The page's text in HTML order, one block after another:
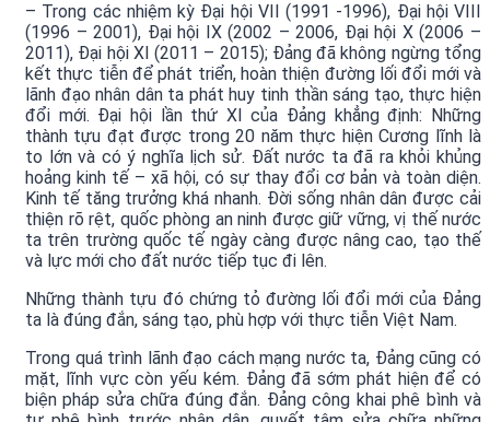
– Trong các nhiệm kỳ Đại hội VII (1991 -1996), Đại hội VIII
(1996 – 2001), Đại hội IX (2002 – 2006, Đại hội X (2006 –
2011), Đại hội XI (2011 – 2015); Đảng đã không ngừng tổng
kết thực tiễn để phát triển, hoàn thiện đường lối đổi mới và
lãnh đạo nhân dân ta phát huy tinh thần sáng tạo, thực hiện
đổi mới. Đại hội lần thứ XI của Đảng khẳng định: Những
thành tựu đạt được trong 20 năm thực hiện Cương lĩnh là
to lớn và có ý nghĩa lịch sử. Đất nước ta đã ra khỏi khủng
hoảng kinh tế – xã hội, có sự thay đổi cơ bản và toàn diện.
Kinh tế tăng trưởng khá nhanh. Đời sống nhân dân được cải
thiện rõ rệt, quốc phòng an ninh được giữ vững, vị thế nước
ta trên trường quốc tế ngày càng được nâng cao, tạo thế
và lực mới cho đất nước tiếp tục đi lên.
Những thành tựu đó chứng tỏ đường lối đổi mới của Đảng
ta là đúng đắn, sáng tạo, phù hợp với thực tiễn Việt Nam.
Trong quá trình lãnh đạo cách mạng nước ta, Đảng cũng có
mặt, lĩnh vực còn yếu kém. Đảng đã sớm phát hiện để có
biện pháp sửa chữa đúng đắn. Đảng công khai phê bình và